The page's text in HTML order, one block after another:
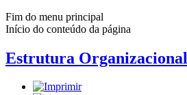
Fim do menu principal
Início do conteúdo da página
Estrutura Organizacional